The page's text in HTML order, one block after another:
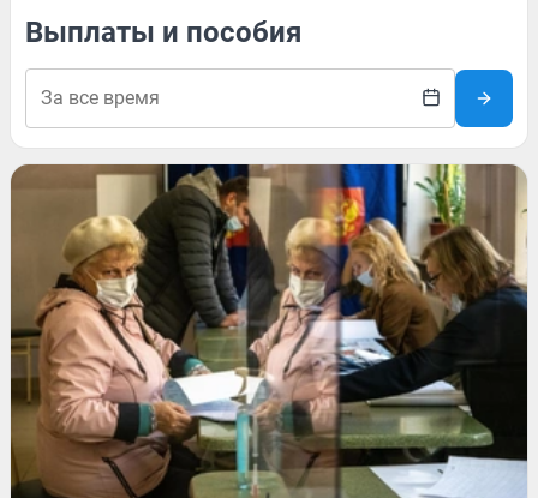
Выплаты и пособия